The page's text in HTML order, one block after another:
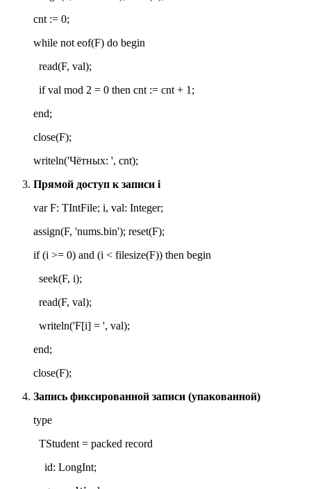
cnt := 0;
while not eof(F) do begin
read(F, val);
if val mod 2 = 0 then cnt := cnt + 1;
end;
close(F);
writeln('Чётных: ', cnt);
Прямой доступ к записи i
var F: TIntFile; i, val: Integer;
assign(F, 'nums.bin'); reset(F);
if (i >= 0) and (i < filesize(F)) then begin
seek(F, i);
read(F, val);
writeln('F[i] = ', val);
end;
close(F);
Запись фиксированной записи (упакованной)
type
TStudent = packed record
id: LongInt;